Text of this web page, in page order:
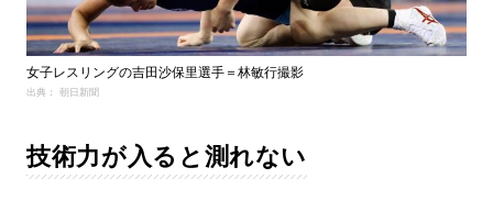
女子レスリングの吉田沙保里選手＝林敏行撮影
出典： 朝日新聞
技術力が入ると測れない